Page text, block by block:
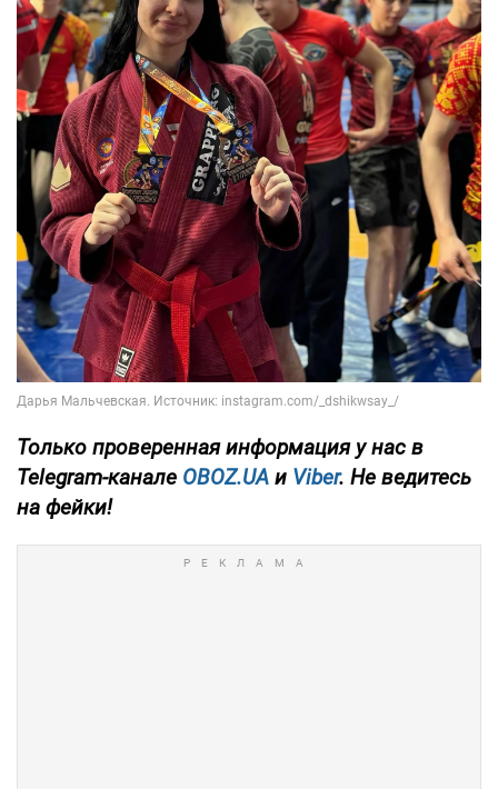
Только проверенная информация у нас в
Telegram-канале OBOZ.UA и Viber. Не ведитесь
на фейки!